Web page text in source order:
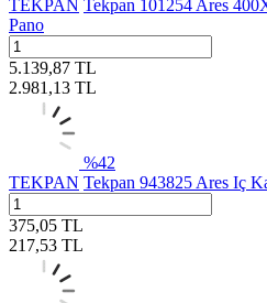
TEKPAN Tekpan 101254 Ares
Pano
5.139,87 TL
2.981,13 TL
%42
TEKPAN Tekpan 943825 Ares Iç
375,05 TL
217,53 TL